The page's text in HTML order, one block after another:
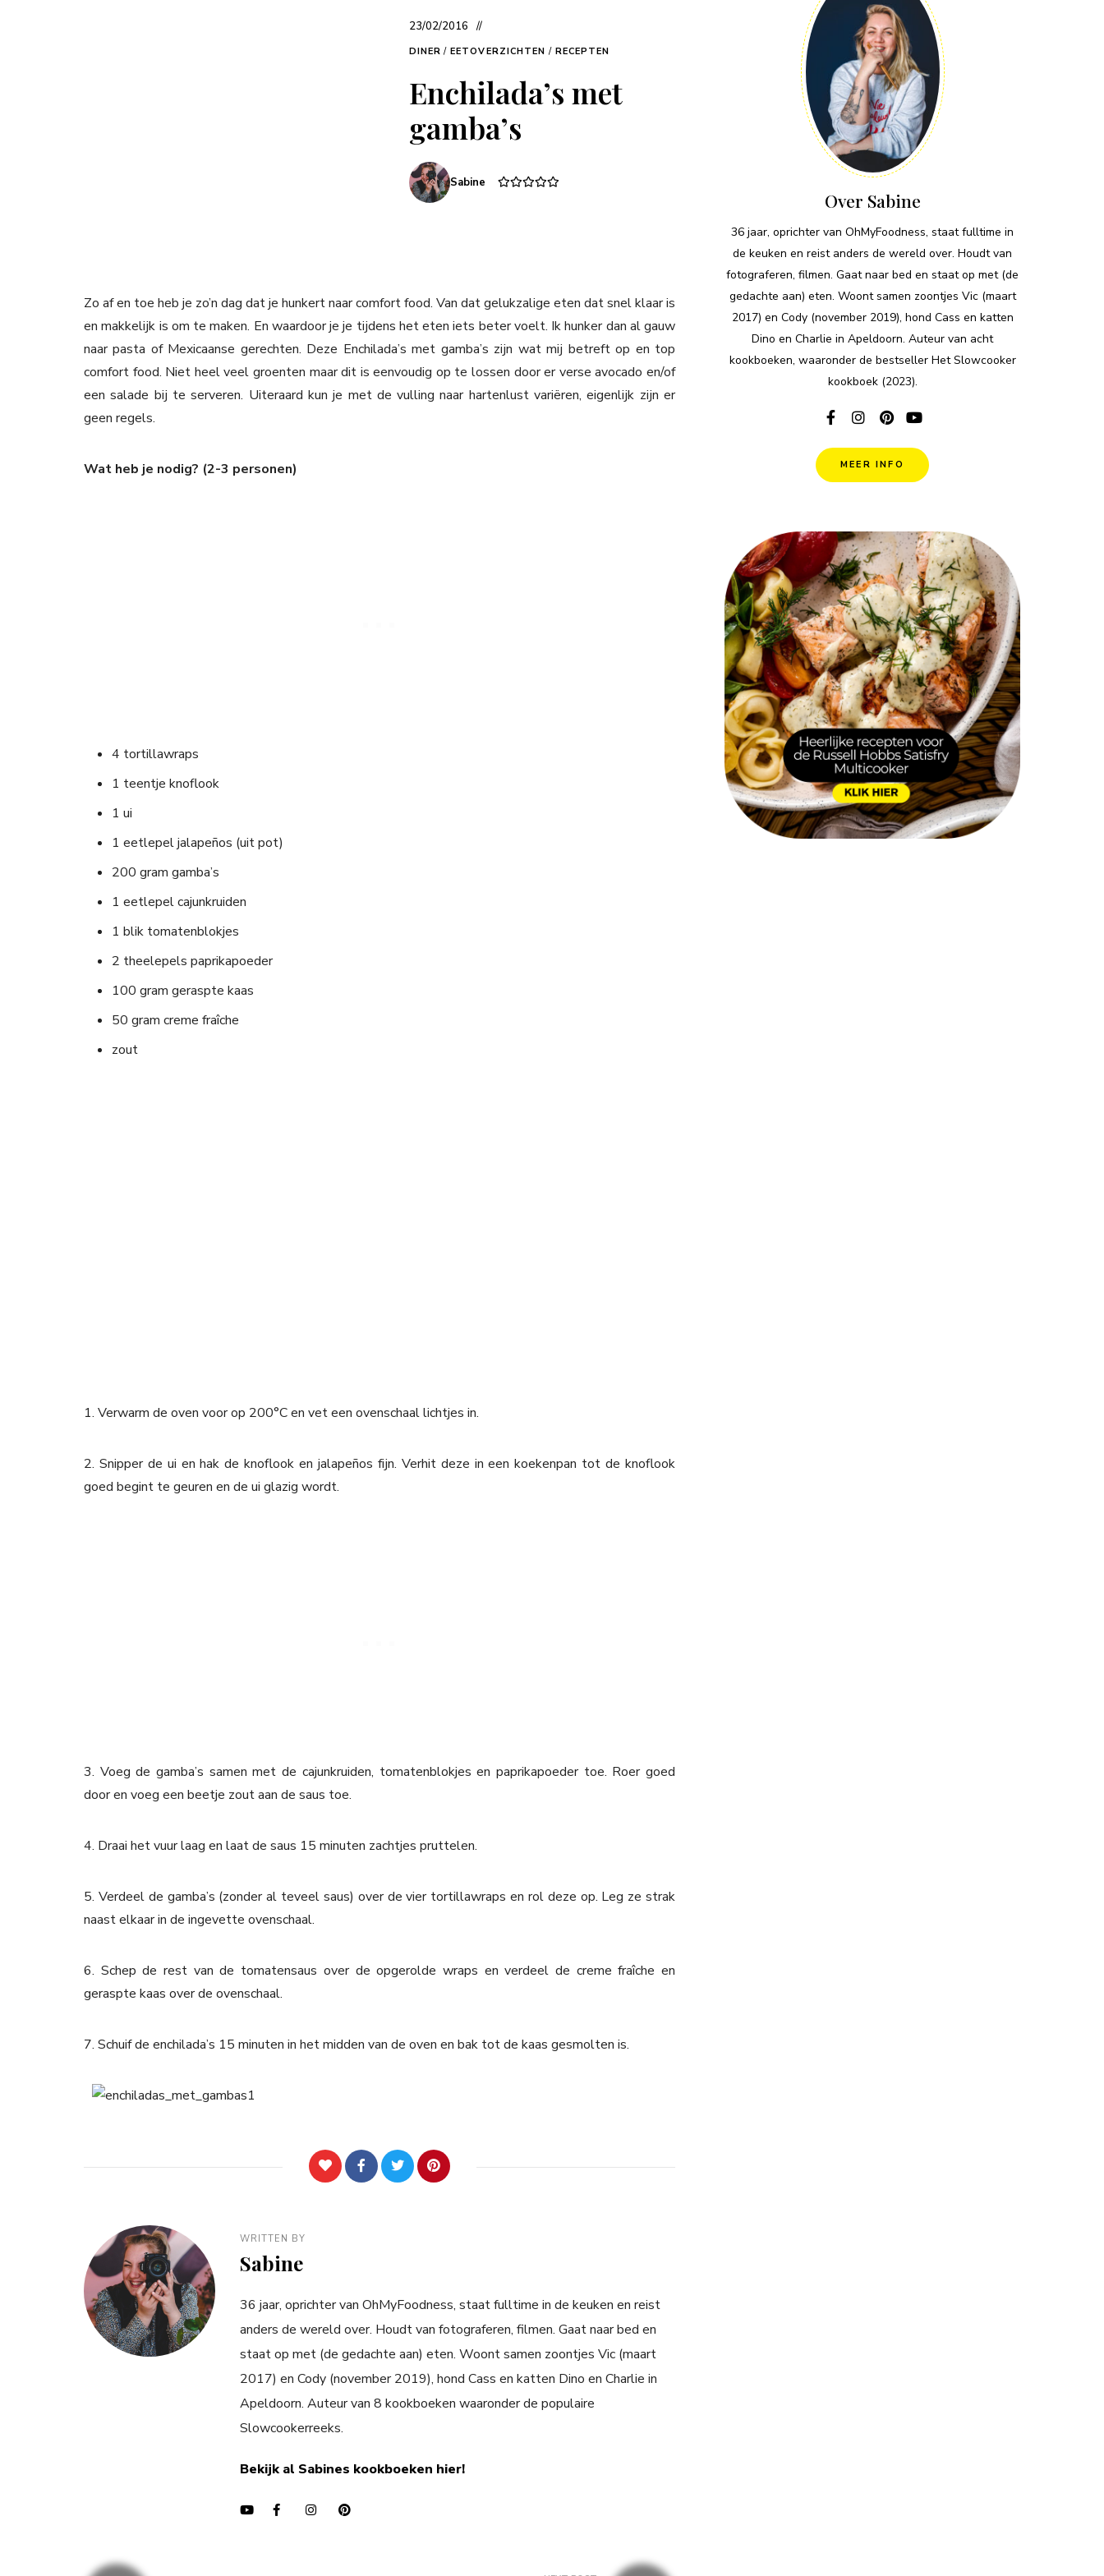
23/02/2016
DINER / EETOVERZICHTEN / RECEPTEN
Enchilada’s met
gamba’s
Sabine
Zo af en toe heb je zo’n dag dat je hunkert naar comfort food. Van dat gelukzalige eten dat snel klaar is
en makkelijk is om te maken. En waardoor je je tijdens het eten iets beter voelt. Ik hunker dan al gauw
naar pasta of Mexicaanse gerechten. Deze Enchilada’s met gamba’s zijn wat mij betreft op en top
comfort food. Niet heel veel groenten maar dit is eenvoudig op te lossen door er verse avocado en/of
een salade bij te serveren. Uiteraard kun je met de vulling naar hartenlust variëren, eigenlijk zijn er
geen regels.
Wat heb je nodig? (2-3 personen)
4 tortillawraps
1 teentje knoflook
1 ui
1 eetlepel jalapeños (uit pot)
200 gram gamba’s
1 eetlepel cajunkruiden
1 blik tomatenblokjes
2 theelepels paprikapoeder
100 gram geraspte kaas
50 gram creme fraîche
zout
1. Verwarm de oven voor op 200°C en vet een ovenschaal lichtjes in.
2. Snipper de ui en hak de knoflook en jalapeños fijn. Verhit deze in een koekenpan tot de knoflook
goed begint te geuren en de ui glazig wordt.
3. Voeg de gamba’s samen met de cajunkruiden, tomatenblokjes en paprikapoeder toe. Roer goed
door en voeg een beetje zout aan de saus toe.
4. Draai het vuur laag en laat de saus 15 minuten zachtjes pruttelen.
5. Verdeel de gamba’s (zonder al teveel saus) over de vier tortillawraps en rol deze op. Leg ze strak
naast elkaar in de ingevette ovenschaal.
6. Schep de rest van de tomatensaus over de opgerolde wraps en verdeel de creme fraîche en
geraspte kaas over de ovenschaal.
7. Schuif de enchilada’s 15 minuten in het midden van de oven en bak tot de kaas gesmolten is.
WRITTEN BY
Sabine
36 jaar, oprichter van OhMyFoodness, staat fulltime in de keuken en reist
anders de wereld over. Houdt van fotograferen, filmen. Gaat naar bed en
staat op met (de gedachte aan) eten. Woont samen zoontjes Vic (maart
2017) en Cody (november 2019), hond Cass en katten Dino en Charlie in
Apeldoorn. Auteur van 8 kookboeken waaronder de populaire
Slowcookerreeks.
Bekijk al Sabines kookboeken hier!
Over Sabine
36 jaar, oprichter van OhMyFoodness, staat fulltime in
de keuken en reist anders de wereld over. Houdt van
fotograferen, filmen. Gaat naar bed en staat op met (de
gedachte aan) eten. Woont samen zoontjes Vic (maart
2017) en Cody (november 2019), hond Cass en katten
Dino en Charlie in Apeldoorn. Auteur van acht
kookboeken, waaronder de bestseller Het Slowcooker
kookboek (2023).
MEER INFO